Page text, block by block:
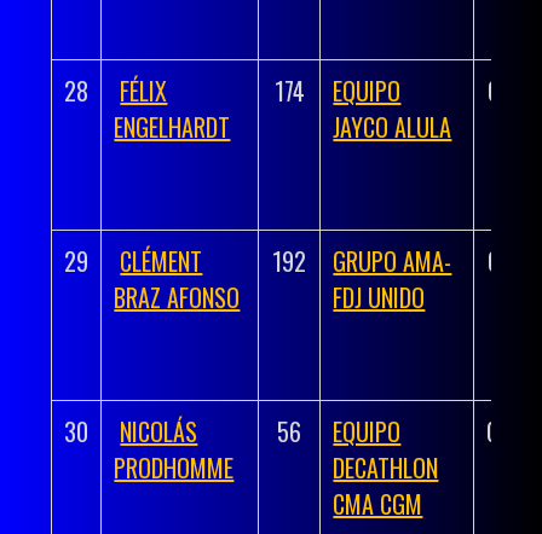
28
FÉLIX
ENGELHARDT
174
EQUIPO
JAYCO ALULA
29
CLÉMENT
BRAZ AFONSO
192
GRUPO AMA-
FDJ UNIDO
30
NICOLÁS
PRODHOMME
56
EQUIPO
DECATHLON
CMA CGM